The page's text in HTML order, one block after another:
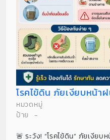
โรคไข้ดิน ภัยเงียบหน้า
หมวดหมู่
ป้าย-
🚨 ระวัง! “โรคไข้ดิน” ภัยเงีย